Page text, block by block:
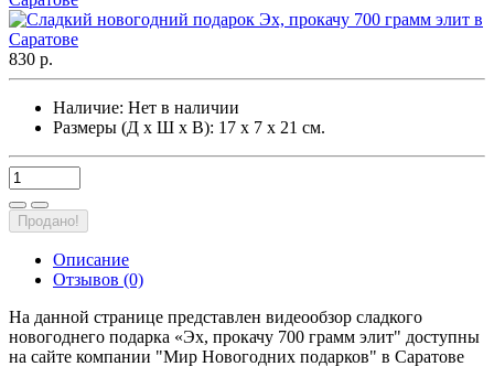
830 р.
Наличие: Нет в наличии
Размеры (Д х Ш х В): 17 х 7 х 21 см.
Продано!
Описание
Отзывов (0)
На данной странице представлен видеообзор сладкого
новогоднего подарка «Эх, прокачу 700 грамм элит" доступны
на сайте компании "Мир Новогодних подарков" в Саратове